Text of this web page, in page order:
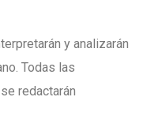
y analizarán
Todas las
redactarán